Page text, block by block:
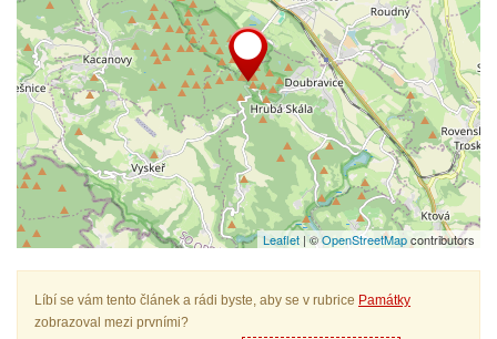
Leaflet | ©OpenStreetMapcontributors
Líbí se vám tento článek a rádi byste, aby se v rubrice Památky
zobrazoval mezi prvními?